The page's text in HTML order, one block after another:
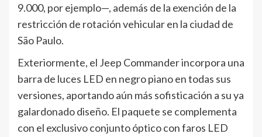
9.000, por ejemplo—, además de la exención de la
restricción de rotación vehicular en la ciudad de
São Paulo.
Exteriormente, el Jeep Commander incorpora una
barra de luces LED en negro piano en todas sus
versiones, aportando aún más sofisticación a su ya
galardonado diseño. El paquete se complementa
con el exclusivo conjunto óptico con faros LED